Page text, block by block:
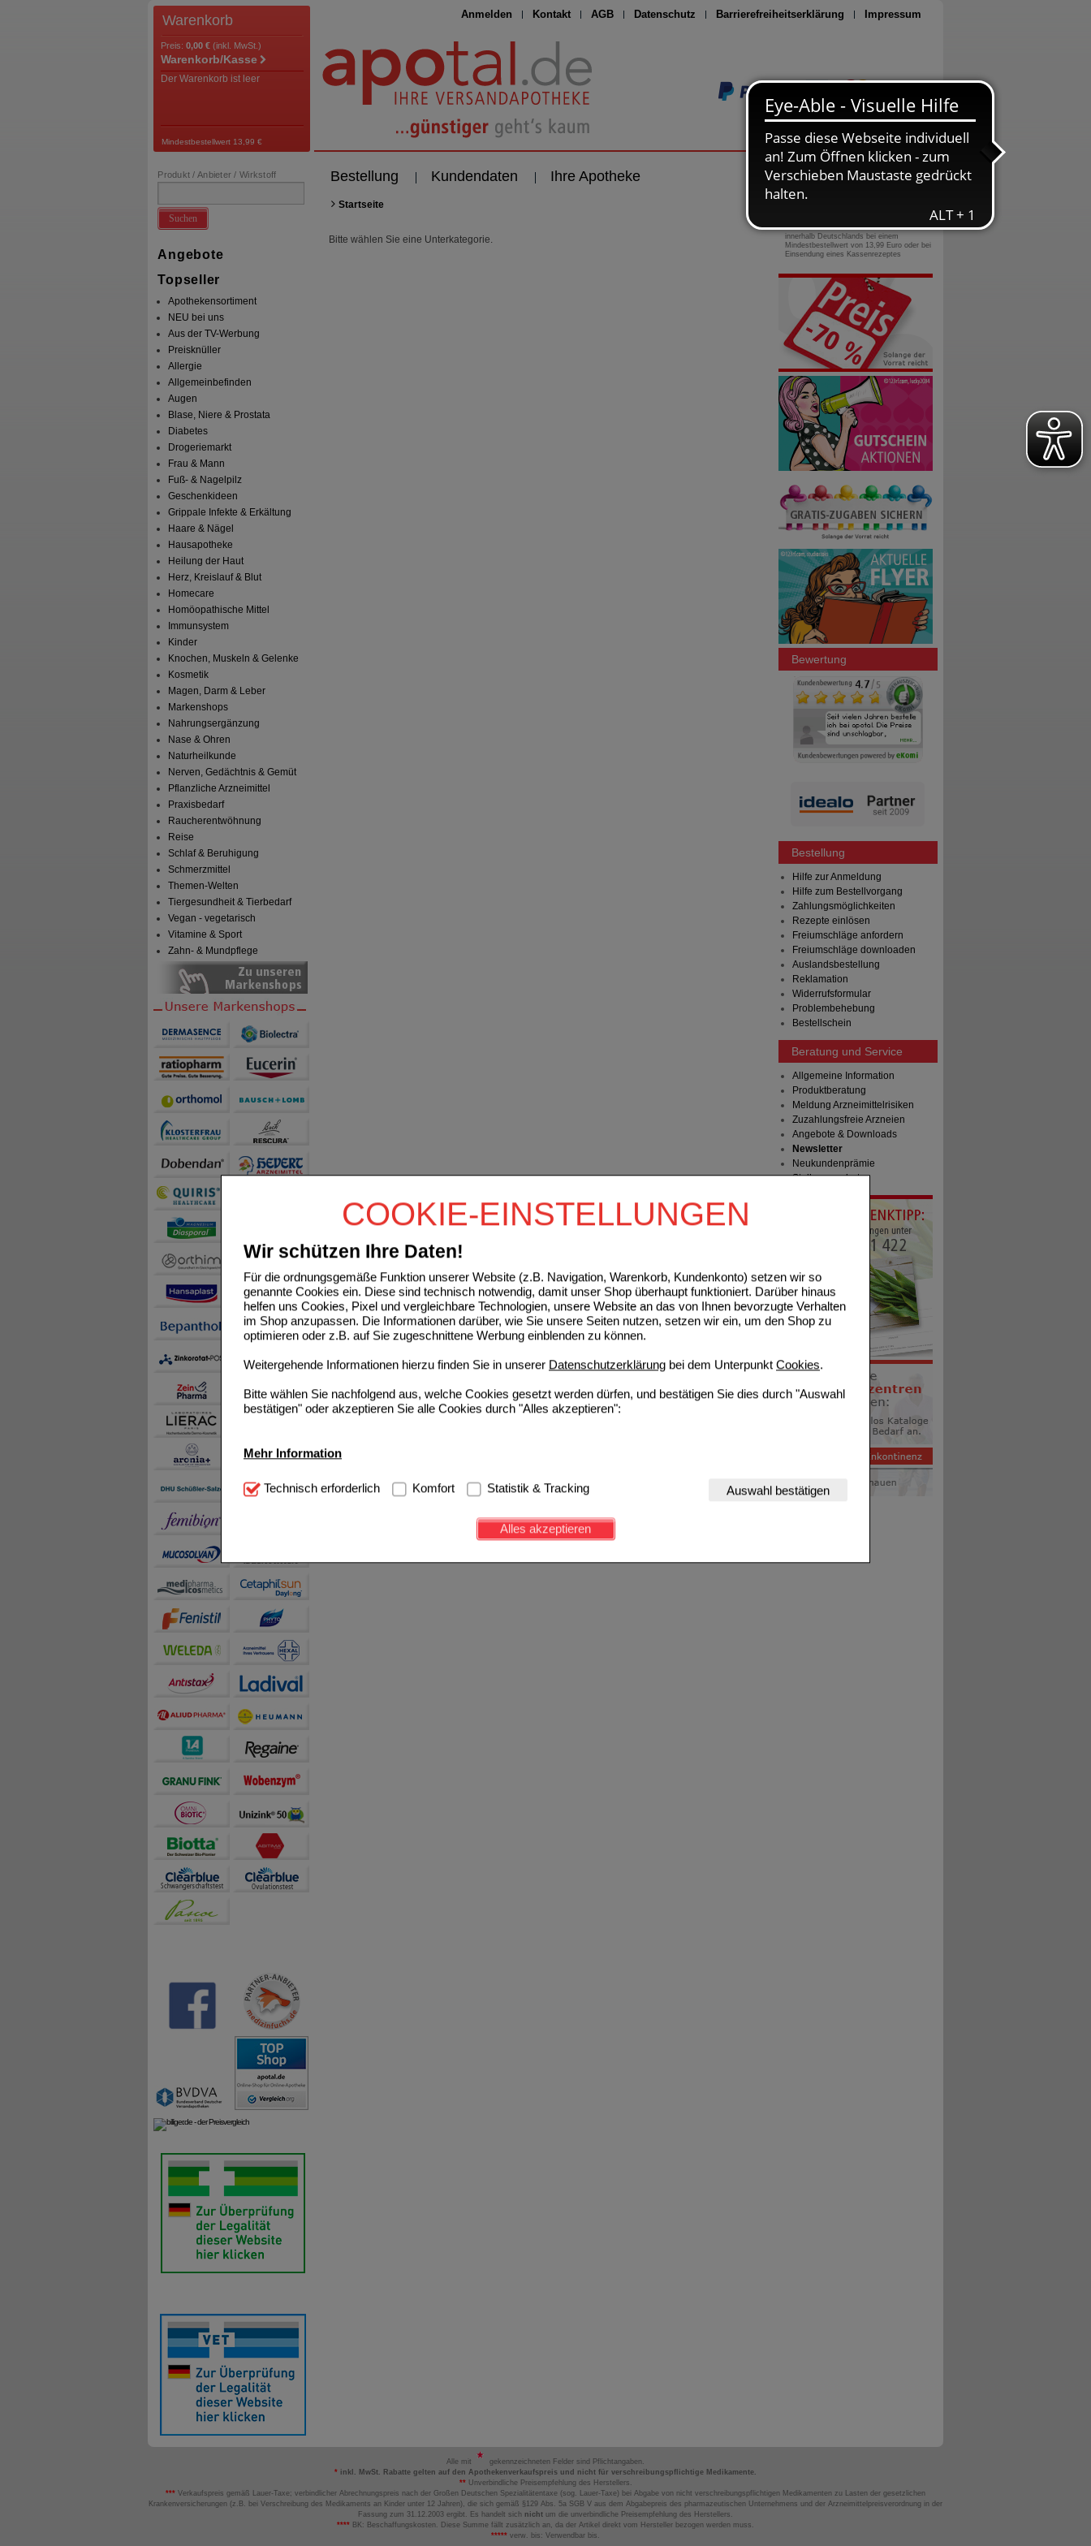
COOKIE-EINSTELLUNGEN
Wir schützen Ihre Daten!
Für die ordnungsgemäße Funktion unserer Website (z.B. Navigation, Warenkorb, Kundenkonto) setzen wir so
genannte Cookies ein. Diese sind technisch notwendig, damit unser Shop überhaupt funktioniert. Darüber hinaus
helfen uns Cookies, Pixel und vergleichbare Technologien, unsere Website an das von Ihnen bevorzugte Verhalten
im Shop anzupassen. Die Informationen darüber, wie Sie unsere Seiten nutzen, setzen wir ein, um den Shop zu
optimieren oder z.B. auf Sie zugeschnittene Werbung einblenden zu können.
Weitergehende Informationen hierzu finden Sie in unserer Datenschutzerklärung bei dem Unterpunkt Cookies.
Bitte wählen Sie nachfolgend aus, welche Cookies gesetzt werden dürfen, und bestätigen Sie dies durch "Auswahl
bestätigen" oder akzeptieren Sie alle Cookies durch "Alles akzeptieren":
Mehr Information
Technisch Notwendig: Hierbei handelt es sich um Cookies, die für die Grundfunktionen unserer Website
notwendig sind (z.B. Navigation, Warenkorb, Kundenkonto), weshalb auf diese nicht verzichtet werden kann.
Diese Cookies werden genutzt um das Einkaufserlebnis noch ansprechender zu gestalten,
beispielsweise für die Wiedererkennung des Besuchers oder unsere Seite an bevorzugte Verhaltensweisen (z.B.
Statistik & Tracking:
sammeln, mit deren Hilfe wir unsere Website weiter für Sie optimieren können, den Inhalt auf unserer Website aber
auch die Werbung auf Drittseiten möglichst relevant für Sie zu gestalten. Bitte beachten Sie, dass Daten hierfür
teilweise an Dritte wie z.B. Google oder soziale Medien übertragen werden.
Technisch erforderlich Komfort Statistik & Tracking Auswahl bestätigen
Alles akzeptieren
Anmelden Kontakt AGB Datenschutz Barrierefreiheitserklärung Impressum
Seite drucken
Warenkorb
Preis: 0,00 € (inkl. MwSt.)
Warenkorb/Kasse
Der Warenkorb ist leer
Mindestbestellwert 13,99 €
Bestellung Kundendaten Ihre Apotheke
Produkt / Anbieter / Wirkstoff
Suchen
Angebote
Topseller
Apothekensortiment
NEU bei uns
Aus der TV-Werbung
Preisknüller
Allergie
Allgemeinbefinden
Augen
Blase, Niere & Prostata
Diabetes
Drogeriemarkt
Frau & Mann
Fuß- & Nagelpilz
Geschenkideen
Grippale Infekte & Erkältung
Haare & Nägel
Hausapotheke
Heilung der Haut
Herz, Kreislauf & Blut
Homecare
Homöopathische Mittel
Immunsystem
Kinder
Knochen, Muskeln & Gelenke
Kosmetik
Magen, Darm & Leber
Markenshops
Nahrungsergänzung
Nase & Ohren
Naturheilkunde
Nerven, Gedächtnis & Gemüt
Pflanzliche Arzneimittel
Praxisbedarf
Raucherentwöhnung
Reise
Schlaf & Beruhigung
Schmerzmittel
Themen-Welten
Tiergesundheit & Tierbedarf
Vegan - vegetarisch
Vitamine & Sport
Zahn- & Mundpflege
Startseite
Bitte wählen Sie eine Unterkategorie.
0800-10 11 422
gebührenfreie Rufnummer
innerhalb Deutschlands bei einem
Mindestbestellwert von 13,99 Euro oder bei
Einsendung eines Kassenrezeptes
Bewertung
Bestellung
Hilfe zur Anmeldung
Hilfe zum Bestellvorgang
Zahlungsmöglichkeiten
Rezepte einlösen
Freiumschläge anfordern
Freiumschläge downloaden
Auslandsbestellung
Reklamation
Widerrufsformular
Problembehebung
Bestellschein
Beratung und Service
Allgemeine Information
Produktberatung
Meldung Arzneimittelrisiken
Zuzahlungsfreie Arzneien
Angebote & Downloads
Newsletter
Neukundenprämie
Stellenangebote
Alle mit
gekennzeichneten Felder sind Pflichtangaben.
* inkl. MwSt. Rabatte gelten auf den Apothekenverkaufspreis und nicht für verschreibungspflichtige Medikamente.
**Unverbindliche Preisempfehlung des Herstellers.
*** Verkaufspreis gemäß Lauer-Taxe; verbindlicher Abrechnungspreis nach der Großen Deutschen Spezialitätentaxe (sog. Lauer-Taxe) bei Abgabe von nicht verschreibungspflichtigen Medikamenten zu Lasten der gesetzlichen
Krankenversicherungen (z.B. bei Verschreibung des Medikaments an Kinder unter 12 Jahren), die sich gemäß §129 Abs. 5a SGB V aus dem Abgabepreis des pharmazeutischen Unternehmens und der Arzneimittelpreisverordnung in der
Fassung zum 31.12.2003 ergibt. Es handelt sich nicht um die unverbindliche Preisempfehlung des Herstellers.
**** BK: Beschaffungskosten. Diese Summe fällt zusätzlich an, da der Artikel direkt vom Hersteller bezogen werden muss.
***** verw. bis: Verwendbar bis.